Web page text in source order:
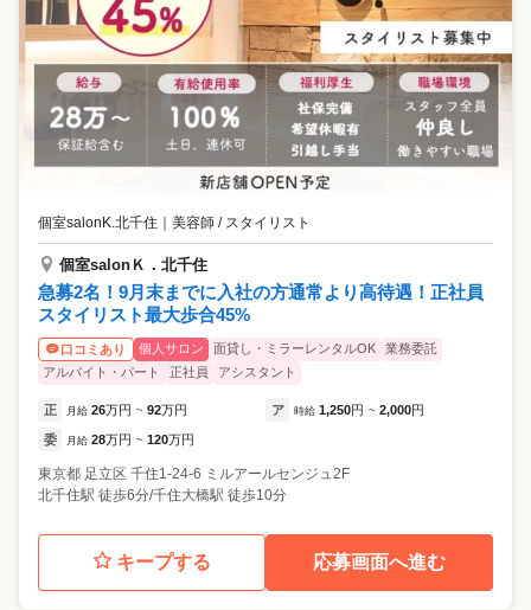
個室salonK.北千住 ｜ 美容師 / スタイリスト
個室salonＫ．北千住
急募2名！9月末までに入社の方通常より高待遇！正社員
スタイリスト最大歩合45%
口コミあり 個人サロン 面貸し・ミラーレンタルOK
業務委託
アルバイト・パート
正社員 アシスタント
正 月給 26万円 ~ 92万円 ア 時給 1,250円 ~ 2,000円
委 月給 28万円 ~ 120万円
東京都 足立区 千住1-24-6 ミルアールセンジュ2F
北千住駅 徒歩6分/千住大橋駅 徒歩10分
キープする 応募画面へ進む